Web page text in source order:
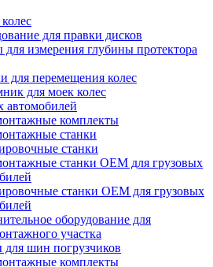
для правки дисков
измерения глубины протектора
для перемещения колес
для моек колеc
автомобилей
комплекты
станки
станки
станки ОЕМ для грузовых
станки ОЕМ для грузовых
оборудование для
участка
для шин погрузчиков
комплекты